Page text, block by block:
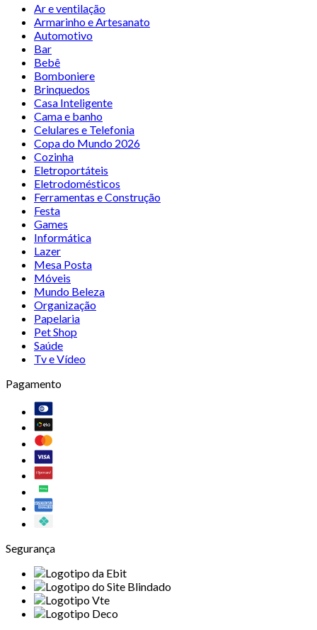
Ar e ventilação
Armarinho e Artesanato
Automotivo
Bar
Bebê
Bomboniere
Brinquedos
Casa Inteligente
Cama e banho
Celulares e Telefonia
Copa do Mundo 2026
Cozinha
Eletroportáteis
Eletrodomésticos
Ferramentas e Construção
Festa
Games
Informática
Lazer
Mesa Posta
Móveis
Mundo Beleza
Organização
Papelaria
Pet Shop
Saúde
Tv e Vídeo
Pagamento
Segurança